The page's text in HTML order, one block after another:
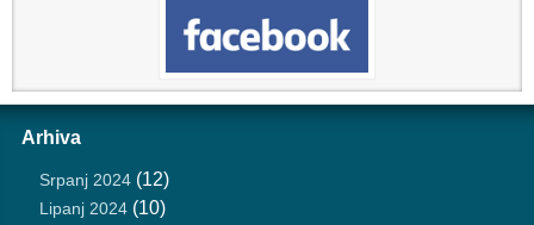
Arhiva
Srpanj 2024(12)
Lipanj 2024(10)